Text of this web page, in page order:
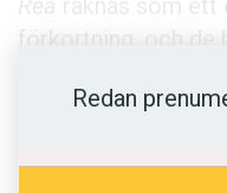
Anmäl till
Prenumerera
förkortning, och de
reaspurt.
Gabriella
Redan